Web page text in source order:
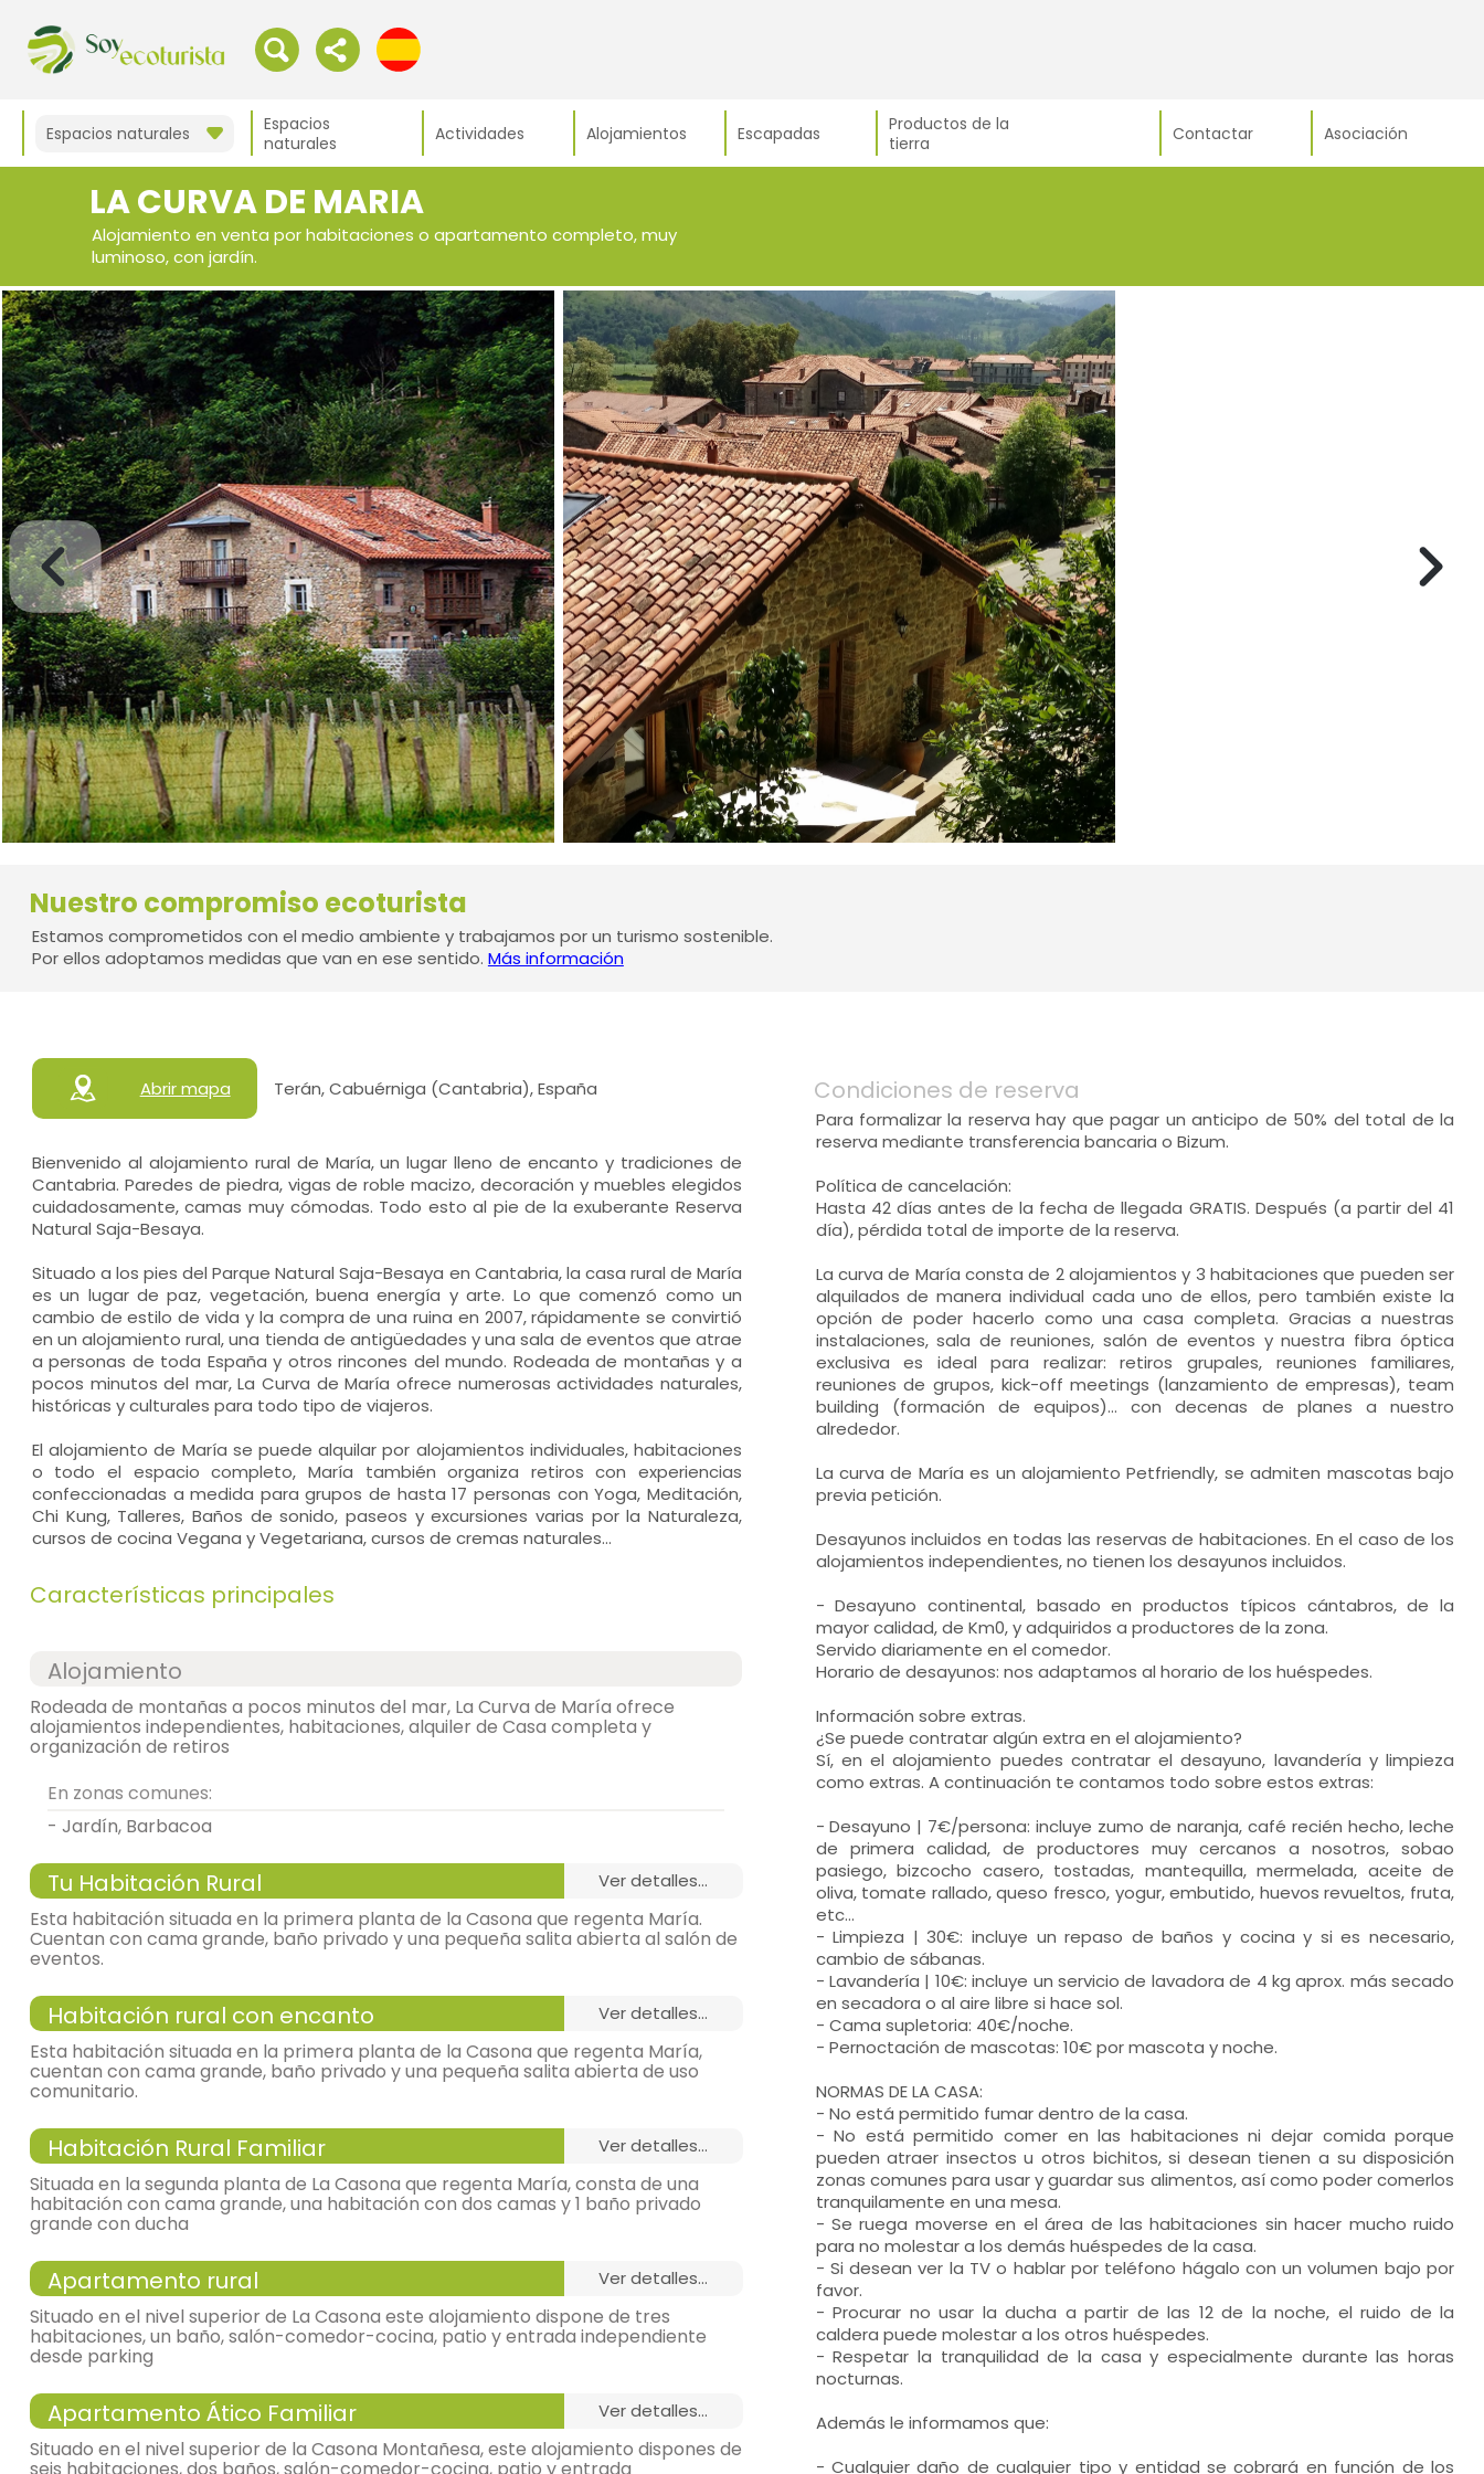
Espacios naturales
Espacios
naturales
Actividades Alojamientos Escapadas
Productos de la
tierra
Contactar Asociación
LA CURVA DE MARIA
Alojamiento en venta por habitaciones o apartamento completo, muy
luminoso, con jardín.
Nuestro compromiso ecoturista
Estamos comprometidos con el medio ambiente y trabajamos por un turismo sostenible.
Por ellos adoptamos medidas que van en ese sentido. Más información
Abrir mapa Terán, Cabuérniga (Cantabria), España
Bienvenido al alojamiento rural de María, un lugar lleno de encanto y tradiciones de
Cantabria. Paredes de piedra, vigas de roble macizo, decoración y muebles elegidos
cuidadosamente, camas muy cómodas. Todo esto al pie de la exuberante Reserva
Natural Saja-Besaya.
Situado a los pies del Parque Natural Saja-Besaya en Cantabria, la casa rural de María
es un lugar de paz, vegetación, buena energía y arte. Lo que comenzó como un
cambio de estilo de vida y la compra de una ruina en 2007, rápidamente se convirtió
en un alojamiento rural, una tienda de antigüedades y una sala de eventos que atrae
a personas de toda España y otros rincones del mundo. Rodeada de montañas y a
pocos minutos del mar, La Curva de María ofrece numerosas actividades naturales,
históricas y culturales para todo tipo de viajeros.
El alojamiento de María se puede alquilar por alojamientos individuales, habitaciones
o todo el espacio completo, María también organiza retiros con experiencias
confeccionadas a medida para grupos de hasta 17 personas con Yoga, Meditación,
Chi Kung, Talleres, Baños de sonido, paseos y excursiones varias por la Naturaleza,
cursos de cocina Vegana y Vegetariana, cursos de cremas naturales...
Características principales
Alojamiento
Rodeada de montañas a pocos minutos del mar, La Curva de María ofrece
alojamientos independientes, habitaciones, alquiler de Casa completa y
organización de retiros
En zonas comunes:
- Jardín, Barbacoa
Tu Habitación Rural ver detalles...
Esta habitación situada en la primera planta de la Casona que regenta María.
Cuentan con cama grande, baño privado y una pequeña salita abierta al salón de
eventos.
habitación doble
Calefacción,
armario,
- Habitación con cuarto de baño (con ducha en vez de baño).
Incluye:
WC,
lavabo,
Habitación rural con encanto ver detalles...
Esta habitación situada en la primera planta de la Casona que regenta María,
cuentan con cama grande, baño privado y una pequeña salita abierta de uso
comunitario.
habitación doble
Calefacción,
armario,
- Habitación con cuarto de baño (con ducha en vez de baño).
Incluye:
WC,
lavabo, ducha,
Habitación Rural Familiar ver detalles...
Situada en la segunda planta de La Casona que regenta María, consta de una
habitación con cama grande, una habitación con dos camas y 1 baño privado
grande con ducha
habitación doble
Calefacción,
armario,
Apartamento rural ver detalles...
Situado en el nivel superior de La Casona este alojamiento dispone de tres
habitaciones, un baño, salón-comedor-cocina, patio y entrada independiente
desde parking
salón
- sofá tres plazas = 2, sillas = 6, mesa de comedor,
- calefacción,
Apartamento Ático Familiar ver detalles...
Situado en el nivel superior de la Casona Montañesa, este alojamiento dispones de
Condiciones de reserva
Para formalizar la reserva hay que pagar un anticipo de 50% del total de la
reserva mediante transferencia bancaria o Bizum.
Política de cancelación:
Hasta 42 días antes de la fecha de llegada GRATIS. Después (a partir del 41
día), pérdida total de importe de la reserva.
La curva de María consta de 2 alojamientos y 3 habitaciones que pueden ser
alquilados de manera individual cada uno de ellos, pero también existe la
opción de poder hacerlo como una casa completa. Gracias a nuestras
instalaciones, sala de reuniones, salón de eventos y nuestra fibra óptica
exclusiva es ideal para realizar: retiros grupales, reuniones familiares,
reuniones de grupos, kick-off meetings (lanzamiento de empresas), team
building (formación de equipos)... con decenas de planes a nuestro
alrededor.
La curva de María es un alojamiento Petfriendly, se admiten mascotas bajo
previa petición.
Desayunos incluidos en todas las reservas de habitaciones. En el caso de los
alojamientos independientes, no tienen los desayunos incluidos.
- Desayuno continental, basado en productos típicos cántabros, de la
mayor calidad, de Km0, y adquiridos a productores de la zona.
Servido diariamente en el comedor.
Horario de desayunos: nos adaptamos al horario de los huéspedes.
Información sobre extras.
¿Se puede contratar algún extra en el alojamiento?
Sí, en el alojamiento puedes contratar el desayuno, lavandería y limpieza
como extras. A continuación te contamos todo sobre estos extras:
- Desayuno | 7€/persona: incluye zumo de naranja, café recién hecho, leche
de primera calidad, de productores muy cercanos a nosotros, sobao
pasiego, bizcocho casero, tostadas, mantequilla, mermelada, aceite de
oliva, tomate rallado, queso fresco, yogur, embutido, huevos revueltos, fruta,
etc...
- Limpieza | 30€: incluye un repaso de baños y cocina y si es necesario,
cambio de sábanas.
- Lavandería | 10€: incluye un servicio de lavadora de 4 kg aprox. más secado
en secadora o al aire libre si hace sol.
- Cama supletoria: 40€/noche.
- Pernoctación de mascotas: 10€ por mascota y noche.
NORMAS DE LA CASA:
- No está permitido fumar dentro de la casa.
- No está permitido comer en las habitaciones ni dejar comida porque
pueden atraer insectos u otros bichitos, si desean tienen a su disposición
zonas comunes para usar y guardar sus alimentos, así como poder comerlos
tranquilamente en una mesa.
- Se ruega moverse en el área de las habitaciones sin hacer mucho ruido
para no molestar a los demás huéspedes de la casa.
- Si desean ver la TV o hablar por teléfono hágalo con un volumen bajo por
favor.
- Procurar no usar la ducha a partir de las 12 de la noche, el ruido de la
caldera puede molestar a los otros huéspedes.
- Respetar la tranquilidad de la casa y especialmente durante las horas
nocturnas.
Además le informamos que:
- Cualquier daño de cualquier tipo y entidad se cobrará en función de los